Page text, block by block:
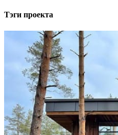
Тэги проекта